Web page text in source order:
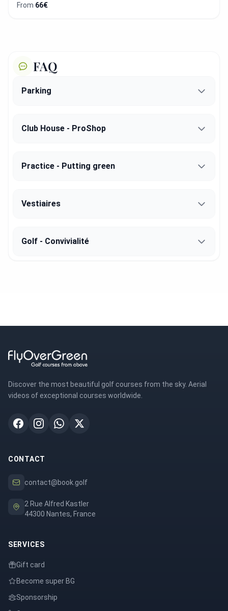
From 66€
FAQ
Parking
Club House - ProShop
Practice - Putting green
Vestiaires
Golf - Convivialité
Discover the most beautiful golf courses from the sky. Aerial
videos of exceptional courses worldwide.
CONTACT
contact@book.golf
2 Rue Alfred Kastler
44300 Nantes, France
SERVICES
Gift card
Become super BG
Sponsorship